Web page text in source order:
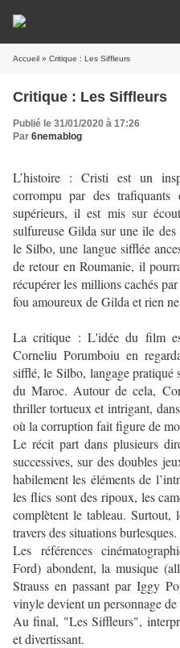
Accueil » Critique : Les Siffleurs
Critique : Les Siffleurs
Publié le 31/01/2020 à 17:26
Par 6nemablog
L’histoire : Cristi est un
corrompu par des trafiquants
supérieurs, il est mis sur
sulfureuse Gilda sur une île
le Silbo, une langue sifflée
de retour en Roumanie, il
récupérer les millions cachés
fou amoureux de Gilda et rien
La critique : L'idée du film
Corneliu Porumboiu en
sifflé, le Silbo, langage pratiqué
du Maroc. Autour de cela,
thriller tortueux et intrigant,
où la corruption fait figure de
Le récit part dans plusieurs
successives, sur des doubles
habilement les éléments de
les flics sont des ripoux, les
complètent le tableau. Surtout,
travers des situations burlesques.
Les références
Ford) abondent, la musique
Strauss en passant par Iggy
vinyle devient un personnage de
Au final, "Les Siffleurs",
et divertissant.